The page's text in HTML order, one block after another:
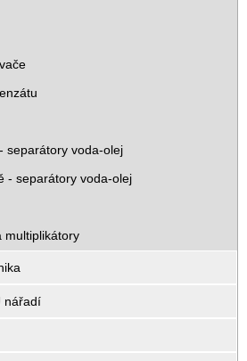
separátory voda-olej
- separátory voda-olej
multiplikátory
nářadí